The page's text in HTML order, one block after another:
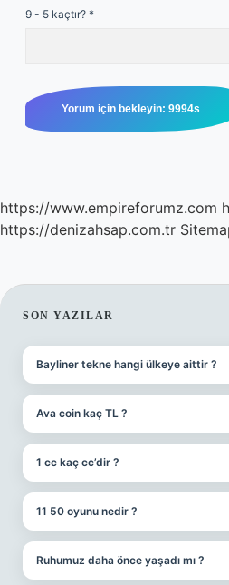
9 - 5 kaçtır? *
https://www.empireforumz.com
https://denizahsap.com.tr
SIDEBAR
SON YAZILAR
Bayliner tekne hangi ülkeye aittir ?
Ava coin kaç TL ?
1 cc kaç cc’dir ?
11 50 oyunu nedir ?
Ruhumuz daha önce yaşadı mı ?